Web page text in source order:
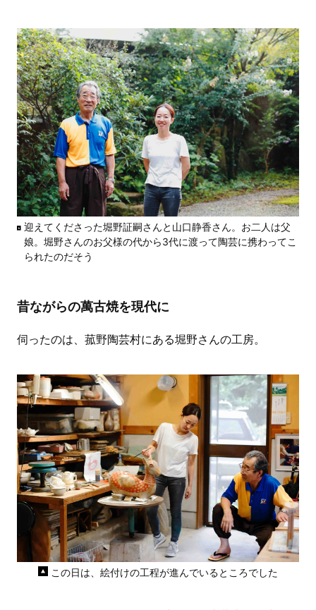
迎えてくださった堀野証嗣さんと山口静香さん。お二人は父
娘。堀野さんのお父様の代から3代に渡って陶芸に携わってこ
られたのだそう
昔ながらの萬古焼を現代に
伺ったのは、菰野陶芸村にある堀野さんの工房。
この日は、絵付けの工程が進んでいるところでした